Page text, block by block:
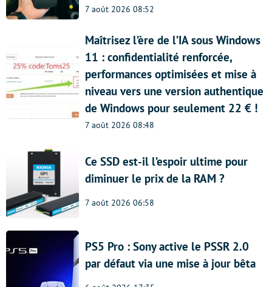
7 août 2026 08:52
Maîtrisez l’ère de l’IA sous Windows
11 : confidentialité renforcée,
performances optimisées et mise à
niveau vers une version authentique
de Windows pour seulement 22 € !
7 août 2026 08:48
Ce SSD est-il l’espoir ultime pour
diminuer le prix de la RAM ?
7 août 2026 06:58
PS5 Pro : Sony active le PSSR 2.0
par défaut via une mise à jour bêta